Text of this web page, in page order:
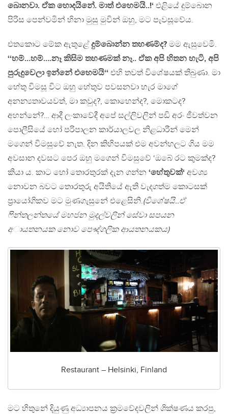
බොනවා. ඒක හොදයිනේ. මාත් එහෙමයි..!‘ එළියේ දුම්බොන
පිරිස පෙන්වමින් හිනා මුසු මුවින් ඔහු, මට පැවසූවේය.
එතකොට මේක ඇතුළේදුම්බොන්න තහණම්ද? මම ඇසුවෙමි.
‘‘හම්…හම්….නෑ කිසිම තහණමක් නෑ.. ඒක අපි හිතන හැටි, අපි
පුරුදුවෙලා ඉන්නේ එහෙමයි‘‘ එහි තවත් විශේෂයක් තිබුණා. මා
හේතු විමසූ විට ඔහු හේතුව පවසනවා හැර මාගේ
අනන්‍යතාවයවත්, මා කවුද?, කොහෙන්ද?, මොකටද?
අහන්නේ?… ආදී ලංකාවේදී අපේ සල්ලිවලින් පඩි අරං ජීවත්වන
පොලීසියේ හෝ පරිපාලන කාර්යාලවල නිළධාරීන් මෙන්
මගෙන් විමසුවේ නැත. දින කිහිපයක් එම අවන්හලට ගිය මම
අවසාන දවසට පෙර ඔහු මගෙන් විමසුවේ ‘ඔබේ රට කුමක්ද?
කියා ය. කාට හෝ තොරතුරක් දැන ගන්න ‘හේතුවක්‘ අවශ්‍ය
නොවන බවට තොරතුරු අයිතියේ ඇති වැදගත්ම කොටසක්
ප්‍රායෝගිකව මට මුණගැසුනේ එළෙසිනි.(විශේෂයි..ඒ
ෆින්තලන්තයේ මහජන මුදල්වලින් සේවා සපයන
අායතනයක නොව පෞද්ගලික ආයතනයකය)
Restaurant – Helsinki, Finland
මට හිතුනේ දියුණු අධ්‍යාපනය ක්‍රමවේදවලින් ශික්ෂණය කරපු,